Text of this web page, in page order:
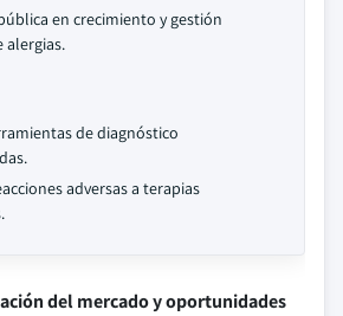
en crecimiento y gestión
alergias.
de diagnóstico
adversas a terapias
del mercado y oportunidades